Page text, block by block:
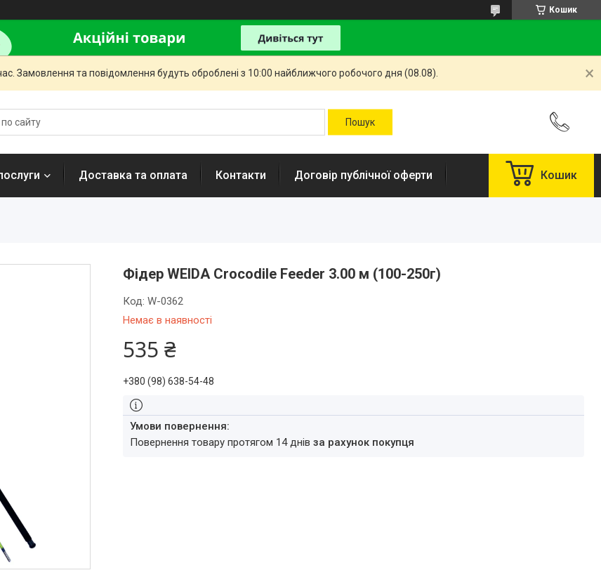
Кошик
Замовлення та повідомлення будуть оброблені з 10:00 найближчого робочого дня (08.08).
Доставка та оплата Контакти Договір публічної оферти Кошик
Фідер WEIDA Crocodile Feeder 3.00 м (100-250г)
Немає в наявності
Код: W-0362
535 ₴
+380 (98) 638-54-48
повернення товару протягом 14 днів за рахунок покупця